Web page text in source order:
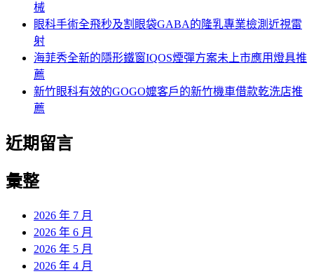
械
眼科手術全飛秒及割眼袋GABA的隆乳專業檢測近視雷
射
海菲秀全新的隱形鐵窗IQOS煙彈方案未上市應用燈具推
薦
新竹眼科有效的GOGO嬤客戶的新竹機車借款乾洗店推
薦
近期留言
彙整
2026 年 7 月
2026 年 6 月
2026 年 5 月
2026 年 4 月